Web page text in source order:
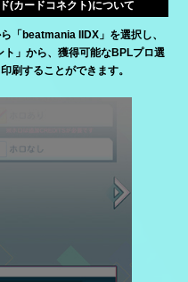
(カードコネクト)について
「beatmania IIDX」を選択し、
」から、獲得可能なBPLプロ選
刷することができます。